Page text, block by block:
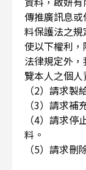
傳推廣訊息
料保護法之
使以下權利
法律規定外
覽本人之個人
（2）請求
（3）請求
（4）請求
料。
（5）請求刪